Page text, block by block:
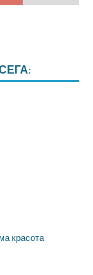
красота